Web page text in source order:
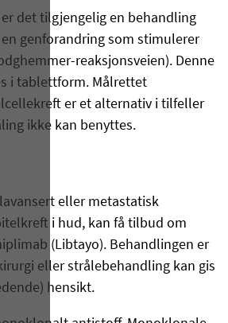
det tilgjengelig en behandling
genforandring som stimulerer
reaksjonsveien). Denne
i tablettform. Målrettet
er et alternativ i tilfeller
ikke kan benyttes.
eller metastatisk
i hud, kan få tilbud om
(Libtayo). Behandlingen er
eller strålebehandling kan gis
hensikt.